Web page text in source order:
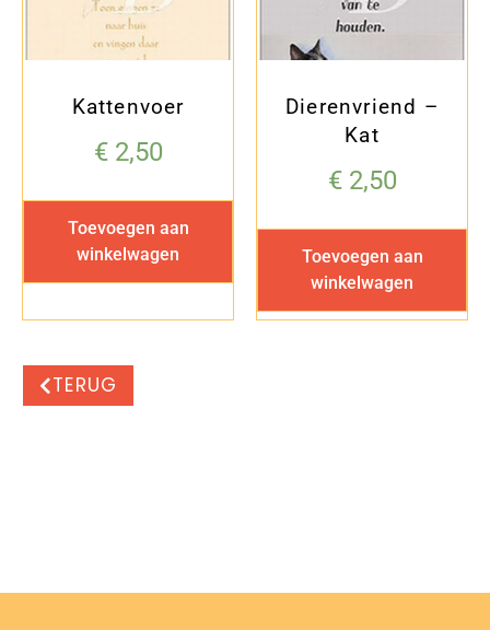
Kattenvoer
€2,50
Toevoegen aan
winkelwagen
Dierenvriend –
Kat
€2,50
Toevoegen aan
winkelwagen
TERUG